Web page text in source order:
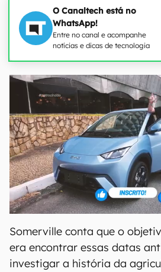
O Canaltech está no
WhatsApp!
Entre no canal e acompanhe
notícias e dicas de tecnologia
Somerville conta que o
era encontrar essas datas
investigar a história da